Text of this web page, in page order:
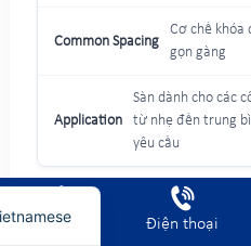
Cơ chế khóa
gọn gàng
Sàn dành cho các
từ nhẹ đến trung
yêu cầu
Các tùy chọn bề mặt
có răng cưa
Trang chủ Điện thoại